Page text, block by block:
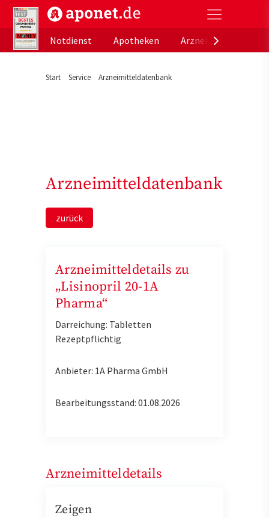
aponet.de - Das offizielle Gesundheitsportal der
Notdienst
Apotheken
Start Service Arzneimitteldatenbank
Arzneimitteldatenbank
zurück
Arzneimitteldetails zu
„Lisinopril 20-1A
Pharma“
Darreichung: Tabletten
Rezeptpflichtig
Anbieter: 1A Pharma GmbH
Bearbeitungsstand: 01.08.2026
Arzneimitteldetails
Zeigen